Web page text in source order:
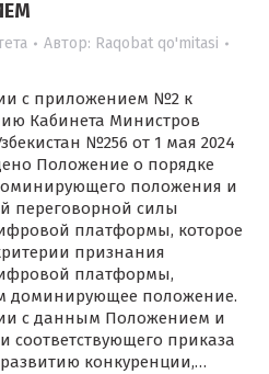
Автор: Raqobat qo'mitasi
с приложением №2 к
Кабинета Министров
№256 от 1 мая 2024
Положение о порядке
положения и
переговорной силы
платформы, которое
признания
платформы,
положение.
с данным Положением и
соответствующего приказа
конкуренции,…